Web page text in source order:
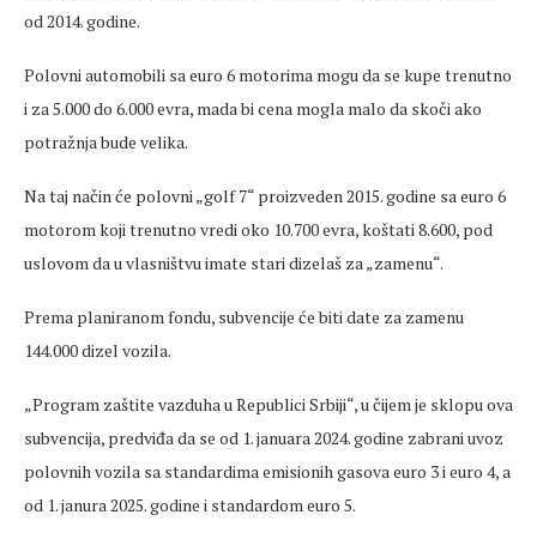
od 2014. godine.
Polovni automobili sa euro 6 motorima mogu da se kupe trenutno
i za 5.000 do 6.000 evra, mada bi cena mogla malo da skoči ako
potražnja bude velika.
Na taj način će polovni „golf 7“ proizveden 2015. godine sa euro 6
motorom koji trenutno vredi oko 10.700 evra, koštati 8.600, pod
uslovom da u vlasništvu imate stari dizelaš za „zamenu“.
Prema planiranom fondu, subvencije će biti date za zamenu
144.000 dizel vozila.
„Program zaštite vazduha u Republici Srbiji“, u čijem je sklopu ova
subvencija, predviđa da se od 1. januara 2024. godine zabrani uvoz
polovnih vozila sa standardima emisionih gasova euro 3 i euro 4, a
od 1. janura 2025. godine i standardom euro 5.